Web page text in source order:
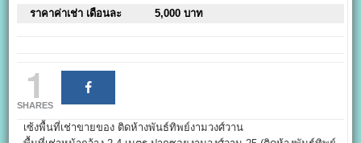
ราคาค่าเช่า เดือนละ 5,000 บาท
1
SHARES
เซ้งพื้นที่เช่าขายของ ติดห้างพันธ์ทิพย์งามวงศ์วาน